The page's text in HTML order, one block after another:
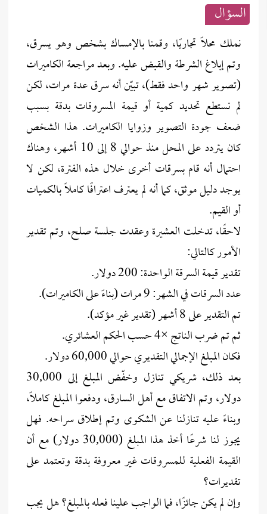
السؤال
نملك محلًا تجاريًا، وقمنا بالإمساك بشخص وهو يسرق،
وتم إبلاغ الشرطة والقبض عليه. وبعد مراجعة الكاميرات
(تصوير شهر واحد فقط)، تبيّن أنه سرق عدة مرات، لكن
لم نستطع تحديد كمية أو قيمة المسروقات بدقة بسبب
ضعف جودة التصوير وزوايا الكاميرات. هذا الشخص
كان يتردد على المحل منذ حوالي 8 إلى 10 أشهر، وهناك
احتمال أنه قام بسرقات أخرى خلال هذه الفترة، لكن لا
يوجد دليل موثق، كما أنه لم يعترف اعترافًا كاملًا بالكميات
أو القيم.
لاحقًا، تدخلت العشيرة وعقدت جلسة صلح، وتم تقدير
الأمور كالتالي:
تقدير قيمة السرقة الواحدة: 200 دولار.
عدد السرقات في الشهر: 9 مرات (بناءً على الكاميرات).
تم التقدير على 8 أشهر (تقدير غير مؤكد).
ثم تم ضرب الناتج ×4 حسب الحكم العشائري.
فكان المبلغ الإجمالي التقديري حوالي 60,000 دولار.
بعد ذلك، شريكي تنازل وخفّض المبلغ إلى 30,000
دولار، وتم الاتفاق مع أهل السارق، ودفعوا المبلغ كاملًا،
وبناءً عليه تنازلنا عن الشكوى وتم إطلاق سراحه. فهل
يجوز لنا شرعًا أخذ هذا المبلغ (30,000 دولار) مع أن
القيمة الفعلية للمسروقات غير معروفة بدقة وتعتمد على
تقديرات؟
وإن لم يكن جائزًا، فما الواجب علينا فعله بالمبلغ؟ هل يجب